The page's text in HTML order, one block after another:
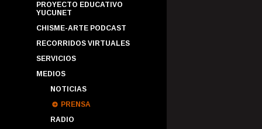
PROYECTO EDUCATIVO
YUCUNET
CHISME-ARTE PODCAST
RECORRIDOS VIRTUALES
SERVICIOS
MEDIOS
NOTICIAS
PRENSA
RADIO